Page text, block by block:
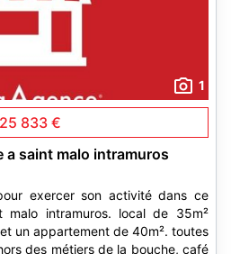
1
25 833 €
a saint malo intramuros
exercer son activité dans ce
local de 35m²
un appartement de 40m². toutes
des métiers de la bouche, café